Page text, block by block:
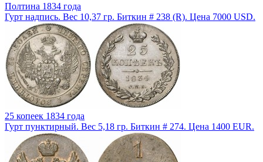
Полтина 1834 года
Гурт надпись. Вес 10,37 гр. Биткин # 238 (R). Цена 7000 USD.
25 копеек 1834 года
Гурт пунктирный. Вес 5,18 гр. Биткин # 274. Цена 1400 EUR.